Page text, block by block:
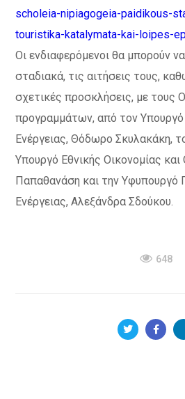
scholeia-nipiagogeia-paidikous-
touristika-katalymata-kai-loipes-
Οι ενδιαφερόμενοι θα μπορούν
σταδιακά, τις αιτήσεις τους,
σχετικές προσκλήσεις, με τους
προγραμμάτων, από τον
Ενέργειας, Θόδωρο Σκυλακάκη,
Υπουργό Εθνικής Οικονομίας
Παπαθανάση και την Υφυπουργό
Ενέργειας, Αλεξάνδρα Σδούκου.
648